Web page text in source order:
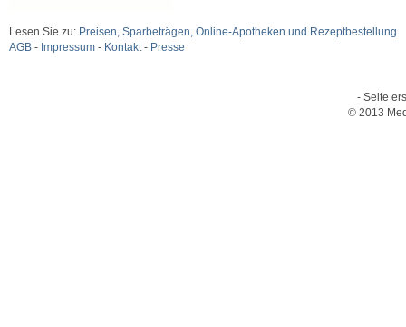
Lesen Sie zu: Preisen, Sparbeträgen, Online-Apotheken und Rezeptbestellung
AGB - Impressum - Kontakt- Presse
- Seite
© 2013